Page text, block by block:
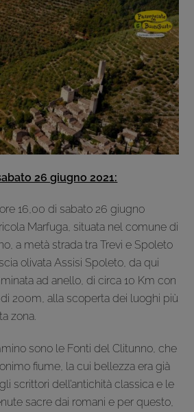
26 giugno 2021:
16,00 di sabato 26 giugno
Marfuga, situata nel comune di
a metà strada tra Trevi e Spoleto
olivata Assisi Spoleto, da qui
ad anello, di circa 10 Km con
200m, alla scoperta dei luoghi più
zona.
sono le Fonti del Clitunno, che
fiume, la cui bellezza era già
scrittori dell’antichità classica e le
sacre dai romani e per questo,